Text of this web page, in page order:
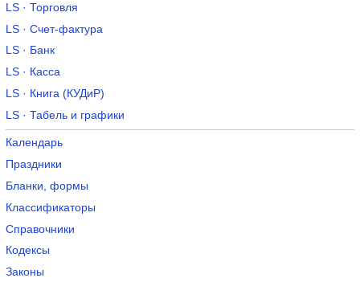
LS · Торговля
LS · Счет-фактура
LS · Банк
LS · Касса
LS · Книга (КУДиР)
LS · Табель и графики
Календарь
Праздники
Бланки, формы
Классификаторы
Справочники
Кодексы
Законы